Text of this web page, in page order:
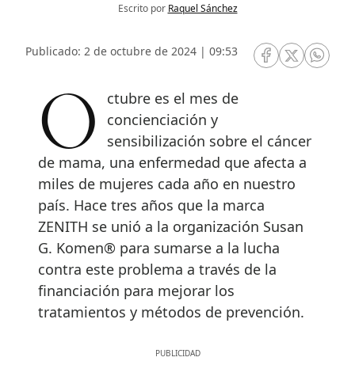
Escrito por Raquel Sánchez
Publicado: 2 de octubre de 2024 | 09:53
RRSS Facebook
RRSSRRSS
Octubre es el mes de
concienciación y
sensibilización sobre el cáncer
de mama, una enfermedad que afecta a
miles de mujeres cada año en nuestro
país. Hace tres años que la marca
ZENITH se unió a la organización Susan
G. Komen® para sumarse a la lucha
contra este problema a través de la
financiación para mejorar los
tratamientos y métodos de prevención.